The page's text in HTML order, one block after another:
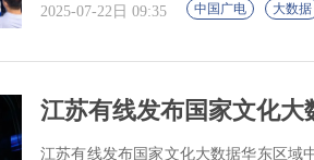
2025-07-22日 09:35 中国广电 大数据
江苏有线发布国家文化
江苏有线发布国家文化大数据华东区域